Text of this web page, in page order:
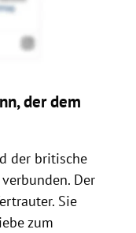
der dem
der britische
Der
Sie
zum